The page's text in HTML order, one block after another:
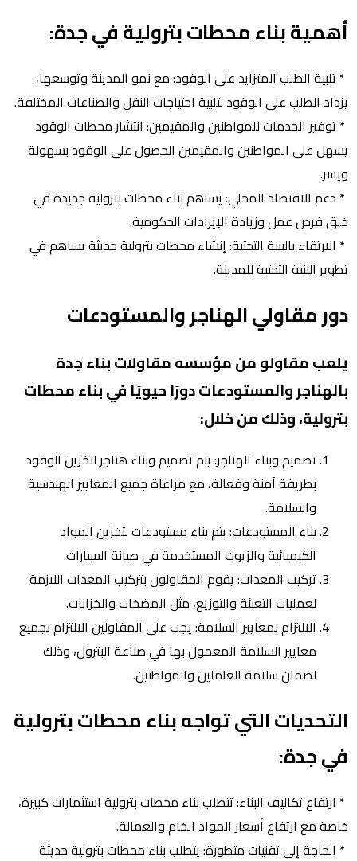
أهمية بناء محطات بترولية في جدة:
* تلبية الطلب المتزايد على الوقود: مع نمو المدينة وتوسعها،
يزداد الطلب على الوقود لتلبية احتياجات النقل والصناعات المختلفة.
* توفير الخدمات للمواطنين والمقيمين: انتشار محطات الوقود
يسهل على المواطنين والمقيمين الحصول على الوقود بسهولة
ويسر.
* دعم الاقتصاد المحلي: يساهم بناء محطات بترولية جديدة في
خلق فرص عمل وزيادة الإيرادات الحكومية.
* الارتقاء بالبنية التحتية: إنشاء محطات بترولية حديثة يساهم في
تطوير البنية التحتية للمدينة.
دور مقاولي الهناجر والمستودعات
يلعب مقاولو من مؤسسه مقاولات بناء جدة
بالهناجر والمستودعات دورًا حيويًا في بناء محطات
بترولية، وذلك من خلال:
تصميم وبناء الهناجر: يتم تصميم وبناء هناجر لتخزين الوقود
بطريقة آمنة وفعالة، مع مراعاة جميع المعايير الهندسية
والسلامة.
بناء المستودعات: يتم بناء مستودعات لتخزين المواد
الكيميائية والزيوت المستخدمة في صيانة السيارات.
تركيب المعدات: يقوم المقاولون بتركيب المعدات اللازمة
لعمليات التعبئة والتوزيع، مثل المضخات والخزانات.
الالتزام بمعايير السلامة: يجب على المقاولين الالتزام بجميع
معايير السلامة المعمول بها في صناعة البترول، وذلك
لضمان سلامة العاملين والمواطنين.
التحديات التي تواجه بناء محطات بترولية
في جدة:
* ارتفاع تكاليف البناء: تتطلب بناء محطات بترولية استثمارات كبيرة،
خاصة مع ارتفاع أسعار المواد الخام والعمالة.
* الحاجة إلى تقنيات متطورة: يتطلب بناء محطات بترولية حديثة